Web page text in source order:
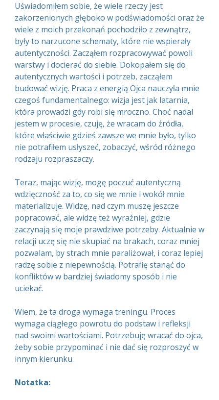
Uświadomiłem sobie, że wiele rzeczy jest
zakorzenionych głęboko w podświadomości oraz że
wiele z moich przekonań pochodziło z zewnątrz,
były to narzucone schematy, które nie wspierały
autentyczności. Zacząłem rozpracowywać powoli
warstwy i docierać do siebie. Dokopałem się do
autentycznych wartości i potrzeb, zacząłem
budować wizję. Praca z energią Ojca nauczyła mnie
czegoś fundamentalnego: wizja jest jak latarnia,
która prowadzi gdy robi się mroczno. Choć nadal
jestem w procesie, czuję, że wracam do źródła,
które właściwie gdzieś zawsze we mnie było, tylko
nie potrafiłem usłyszeć, zobaczyć, wśród różnego
rodzaju rozpraszaczy.
Teraz, mając wizję, mogę poczuć autentyczną
wdzięczność za to, co się we mnie i wokół mnie
materializuje. Widzę, nad czym muszę jeszcze
popracować, ale widzę też wyraźniej, gdzie
zaczynają się moje prawdziwe potrzeby. Aktualnie w
relacji uczę się nie skupiać na brakach, coraz mniej
pozwalam, by strach mnie paraliżował, i coraz lepiej
radzę sobie z niepewnością. Potrafię stanąć do
konfliktów w bardziej świadomy sposób i nie
uciekać.
Wiem, że ta droga wymaga treningu. Proces
wymaga ciągłego powrotu do podstaw i refleksji
nad swoimi wartościami. Potrzebuję wracać do ojca,
żeby sobie przypominać i nie dać się rozproszyć w
innym kierunku.
Notatka: